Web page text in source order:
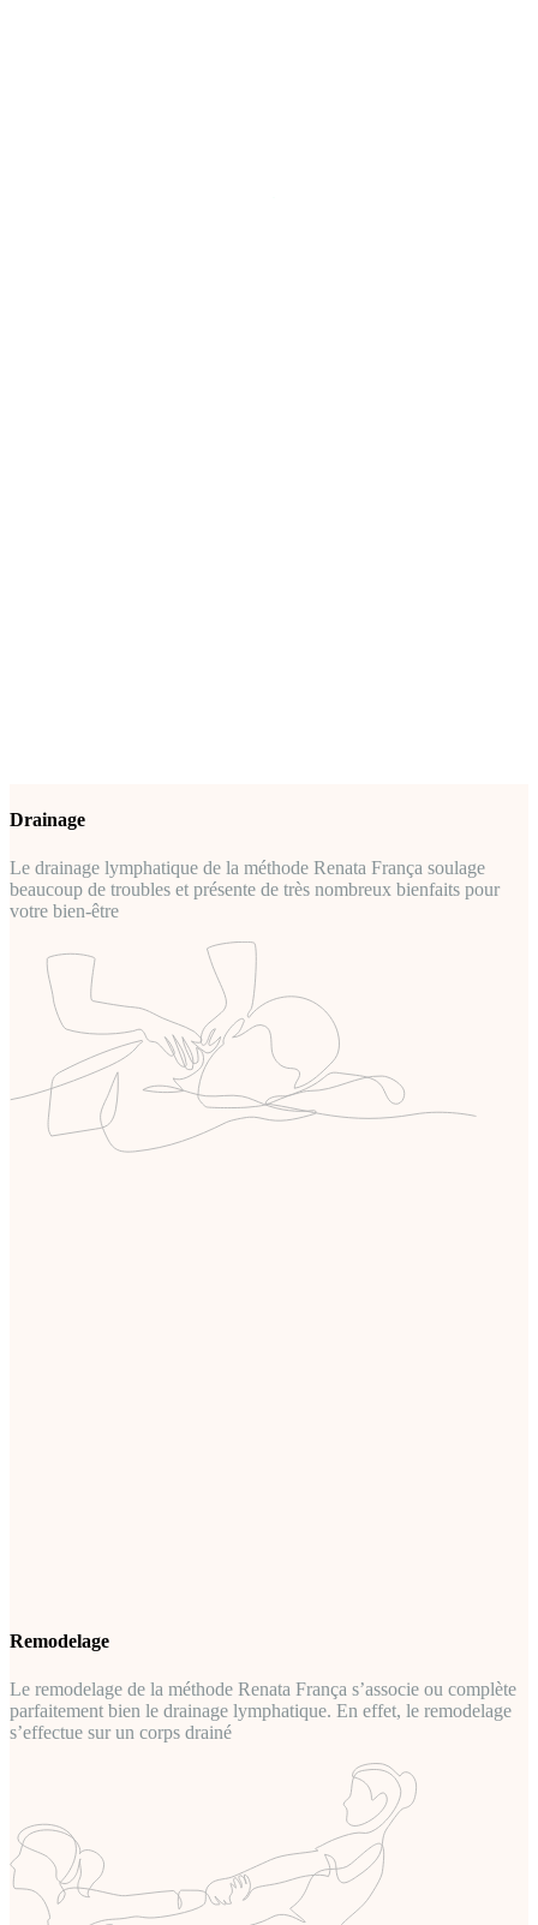
Drainage
Le drainage lymphatique de la méthode Renata França soulage
beaucoup de troubles et présente de très nombreux bienfaits pour
votre bien-être
Remodelage
Le remodelage de la méthode Renata França s’associe ou complète
parfaitement bien le drainage lymphatique. En effet, le remodelage
s’effectue sur un corps drainé